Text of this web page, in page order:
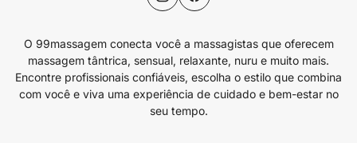
O 99massagem conecta você a massagistas que oferecem
massagem tântrica, sensual, relaxante, nuru e muito mais.
Encontre profissionais confiáveis, escolha o estilo que combina
com você e viva uma experiência de cuidado e bem-estar no
seu tempo.